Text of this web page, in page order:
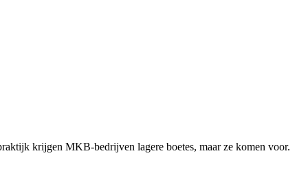
krijgen MKB-bedrijven lagere boetes, maar ze komen voor.